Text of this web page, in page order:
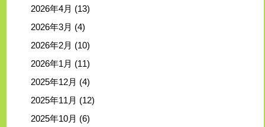
2026年4月 (13)
2026年3月 (4)
2026年2月 (10)
2026年1月 (11)
2025年12月 (4)
2025年11月 (12)
2025年10月 (6)